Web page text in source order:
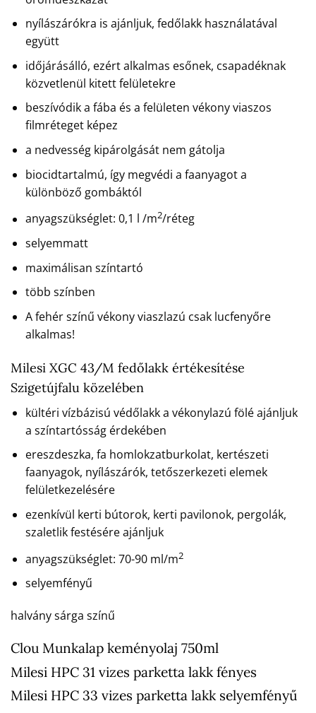
nyílászárókra is ajánljuk, fedőlakk használatával
együtt
időjárásálló, ezért alkalmas esőnek, csapadéknak
közvetlenül kitett felületekre
beszívódik a fába és a felületen vékony viaszos
filmréteget képez
a nedvesség kipárolgását nem gátolja
biocidtartalmú, így megvédi a faanyagot a
különböző gombáktól
anyagszükséglet: 0,1 l /m2/réteg
selyemmatt
maximálisan színtartó
több színben
A fehér színű vékony viaszlazú csak lucfenyőre
alkalmas!
Milesi XGC 43/M fedőlakk értékesítése
Szigetújfalu közelében
kültéri vízbázisú védőlakk a vékonylazú fölé ajánljuk
a színtartósság érdekében
ereszdeszka, fa homlokzatburkolat, kertészeti
faanyagok, nyílászárók, tetőszerkezeti elemek
felületkezelésére
ezenkívül kerti bútorok, kerti pavilonok, pergolák,
szaletlik festésére ajánljuk
anyagszükséglet: 70-90 ml/m2
selyemfényű
halvány sárga színű
Clou Munkalap keményolaj 750ml
Milesi HPC 31 vizes parketta lakk fényes
Milesi HPC 33 vizes parketta lakk selyemfényű